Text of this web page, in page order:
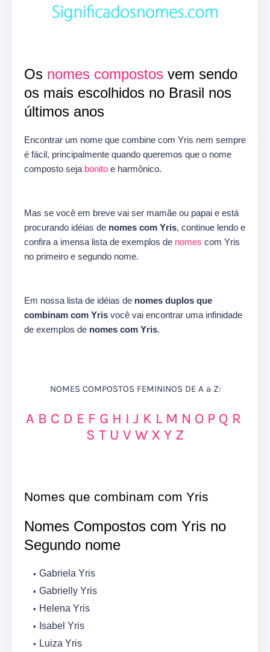
Os nomes compostos vem sendo
os mais escolhidos no Brasil nos
últimos anos
Encontrar um nome que combine com Yris nem sempre
é fácil, principalmente quando queremos que o nome
composto seja bonito e harmônico.
Mas se você em breve vai ser mamãe ou papai e está
procurando idéias de nomes com Yris, continue lendo e
confira a imensa lista de exemplos de nomes com Yris
no primeiro e segundo nome.
Em nossa lista de idéias de nomes duplos que
combinam com Yris você vai encontrar uma infinidade
de exemplos de nomes com Yris.
NOMES COMPOSTOS FEMININOS DE A a Z:
A B C D E F G H I J K L M N O P Q R
S T U V W X Y Z
Nomes que combinam com Yris
Nomes Compostos com Yris no
Segundo nome
Gabriela Yris
Gabrielly Yris
Helena Yris
Isabel Yris
Luiza Yris